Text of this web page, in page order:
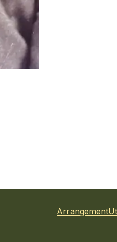
Arrangement